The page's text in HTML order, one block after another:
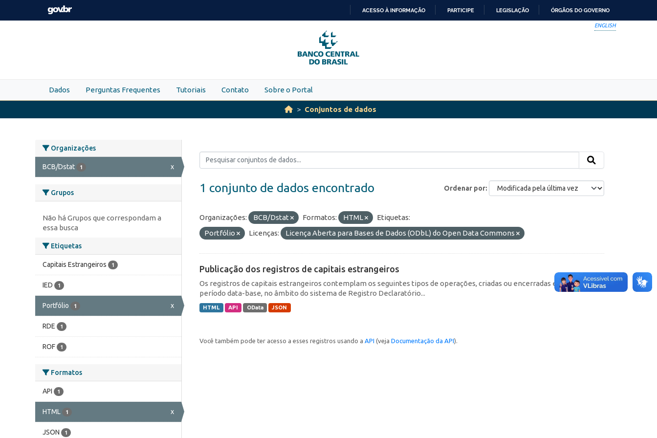
Skip to main content
PARA
O
CONTEÚDO
ACESSO À INFORMAÇÃO PARTICIPE LEGISLAÇÃO ÓRGÃOS DO GOVERNO
ENGLISH
Dados Perguntas Frequentes Tutoriais Contato Sobre o Portal
Conjuntos de dados
Organizações
BCB/Dstat 1 x
Grupos
Não há Grupos que correspondam a
essa busca
Etiquetas
Capitais Estrangeiros 1
IED 1
Portfólio 1 x
RDE 1
ROF 1
Formatos
API 1
HTML 1 x
JSON 1
Ordenar por
1 conjunto de dados encontrado
Organizações: BCB/Dstat Formatos: HTML
Etiquetas:
Portfólio
Licenças: Licença Aberta para Bases de Dados (ODbL) do Open Data Commons
Publicação dos registros de capitais estrangeiros
Os registros de capitais estrangeiros contemplam os seguintes tipos de operações, criadas ou encerradas em cada
período data-base, no âmbito do sistema de Registro Declaratório...
HTML API OData JSON
Você também pode ter acesso a esses registros usando a API (veja Documentação da API).